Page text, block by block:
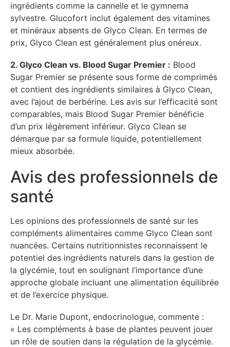
ingrédients comme la cannelle et le gymnema
sylvestre. Glucofort inclut également des vitamines
et minéraux absents de Glyco Clean. En termes de
prix, Glyco Clean est généralement plus onéreux.
2. Glyco Clean vs. Blood Sugar Premier : Blood
Sugar Premier se présente sous forme de comprimés
et contient des ingrédients similaires à Glyco Clean,
avec l’ajout de berbérine. Les avis sur l’efficacité sont
comparables, mais Blood Sugar Premier bénéficie
d’un prix légèrement inférieur. Glyco Clean se
démarque par sa formule liquide, potentiellement
mieux absorbée.
Avis des professionnels de
santé
Les opinions des professionnels de santé sur les
compléments alimentaires comme Glyco Clean sont
nuancées. Certains nutritionnistes reconnaissent le
potentiel des ingrédients naturels dans la gestion de
la glycémie, tout en soulignant l’importance d’une
approche globale incluant une alimentation équilibrée
et de l’exercice physique.
Le Dr. Marie Dupont, endocrinologue, commente :
« Les compléments à base de plantes peuvent jouer
un rôle de soutien dans la régulation de la glycémie.